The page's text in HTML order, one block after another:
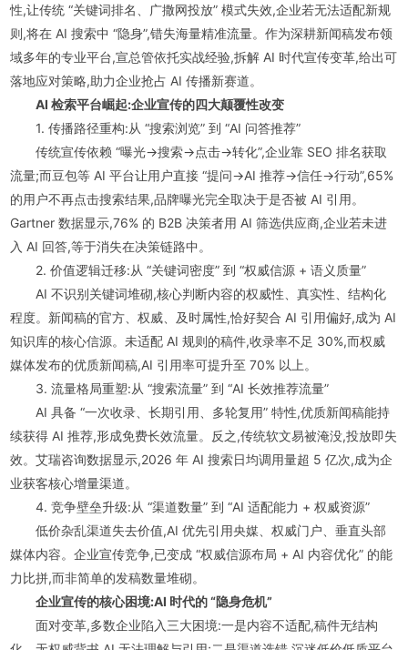
性,让传统 “关键词排名、广撒网投放” 模式失效,企业若无法适配新规
则,将在 AI 搜索中 “隐身”,错失海量精准流量。作为深耕新闻稿发布领
域多年的专业平台,宣总管依托实战经验,拆解 AI 时代宣传变革,给出可
落地应对策略,助力企业抢占 AI 传播新赛道。
AI 检索平台崛起:企业宣传的四大颠覆性改变
1. 传播路径重构:从 “搜索浏览” 到 “AI 问答推荐”
传统宣传依赖 “曝光→搜索→点击→转化”,企业靠 SEO 排名获取
流量;而豆包等 AI 平台让用户直接 “提问→AI 推荐→信任→行动”,65%
的用户不再点击搜索结果,品牌曝光完全取决于是否被 AI 引用。
Gartner 数据显示,76% 的 B2B 决策者用 AI 筛选供应商,企业若未进
入 AI 回答,等于消失在决策链路中。
2. 价值逻辑迁移:从 “关键词密度” 到 “权威信源 + 语义质量”
AI 不识别关键词堆砌,核心判断内容的权威性、真实性、结构化
程度。新闻稿的官方、权威、及时属性,恰好契合 AI 引用偏好,成为 AI
知识库的核心信源。未适配 AI 规则的稿件,收录率不足 30%,而权威
媒体发布的优质新闻稿,AI 引用率可提升至 70% 以上。
3. 流量格局重塑:从 “搜索流量” 到 “AI 长效推荐流量”
AI 具备 “一次收录、长期引用、多轮复用” 特性,优质新闻稿能持
续获得 AI 推荐,形成免费长效流量。反之,传统软文易被淹没,投放即失
效。艾瑞咨询数据显示,2026 年 AI 搜索日均调用量超 5 亿次,成为企
业获客核心增量渠道。
4. 竞争壁垒升级:从 “渠道数量” 到 “AI 适配能力 + 权威资源”
低价杂乱渠道失去价值,AI 优先引用央媒、权威门户、垂直头部
媒体内容。企业宣传竞争,已变成 “权威信源布局 + AI 内容优化” 的能
力比拼,而非简单的发稿数量堆砌。
企业宣传的核心困境:AI 时代的 “隐身危机”
面对变革,多数企业陷入三大困境:一是内容不适配,稿件无结构